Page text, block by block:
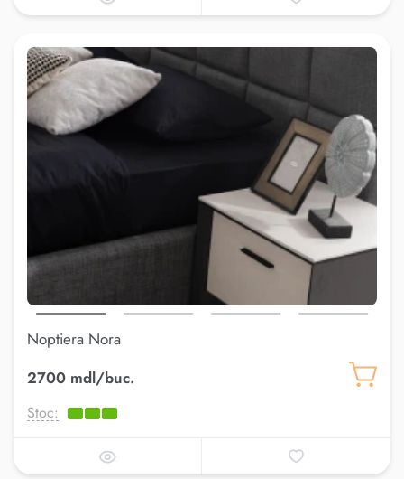
Noptiera Nora
2700 mdl/buc.
Stoc: